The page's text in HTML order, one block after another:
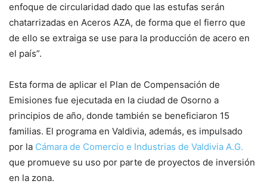
enfoque de circularidad dado que las estufas serán
chatarrizadas en Aceros AZA, de forma que el fierro que
de ello se extraiga se use para la producción de acero en
el país”.
Esta forma de aplicar el Plan de Compensación de
Emisiones fue ejecutada en la ciudad de Osorno a
principios de año, donde también se beneficiaron 15
familias. El programa en Valdivia, además, es impulsado
por la Cámara de Comercio e Industrias de Valdivia A.G.
que promueve su uso por parte de proyectos de inversión
en la zona.